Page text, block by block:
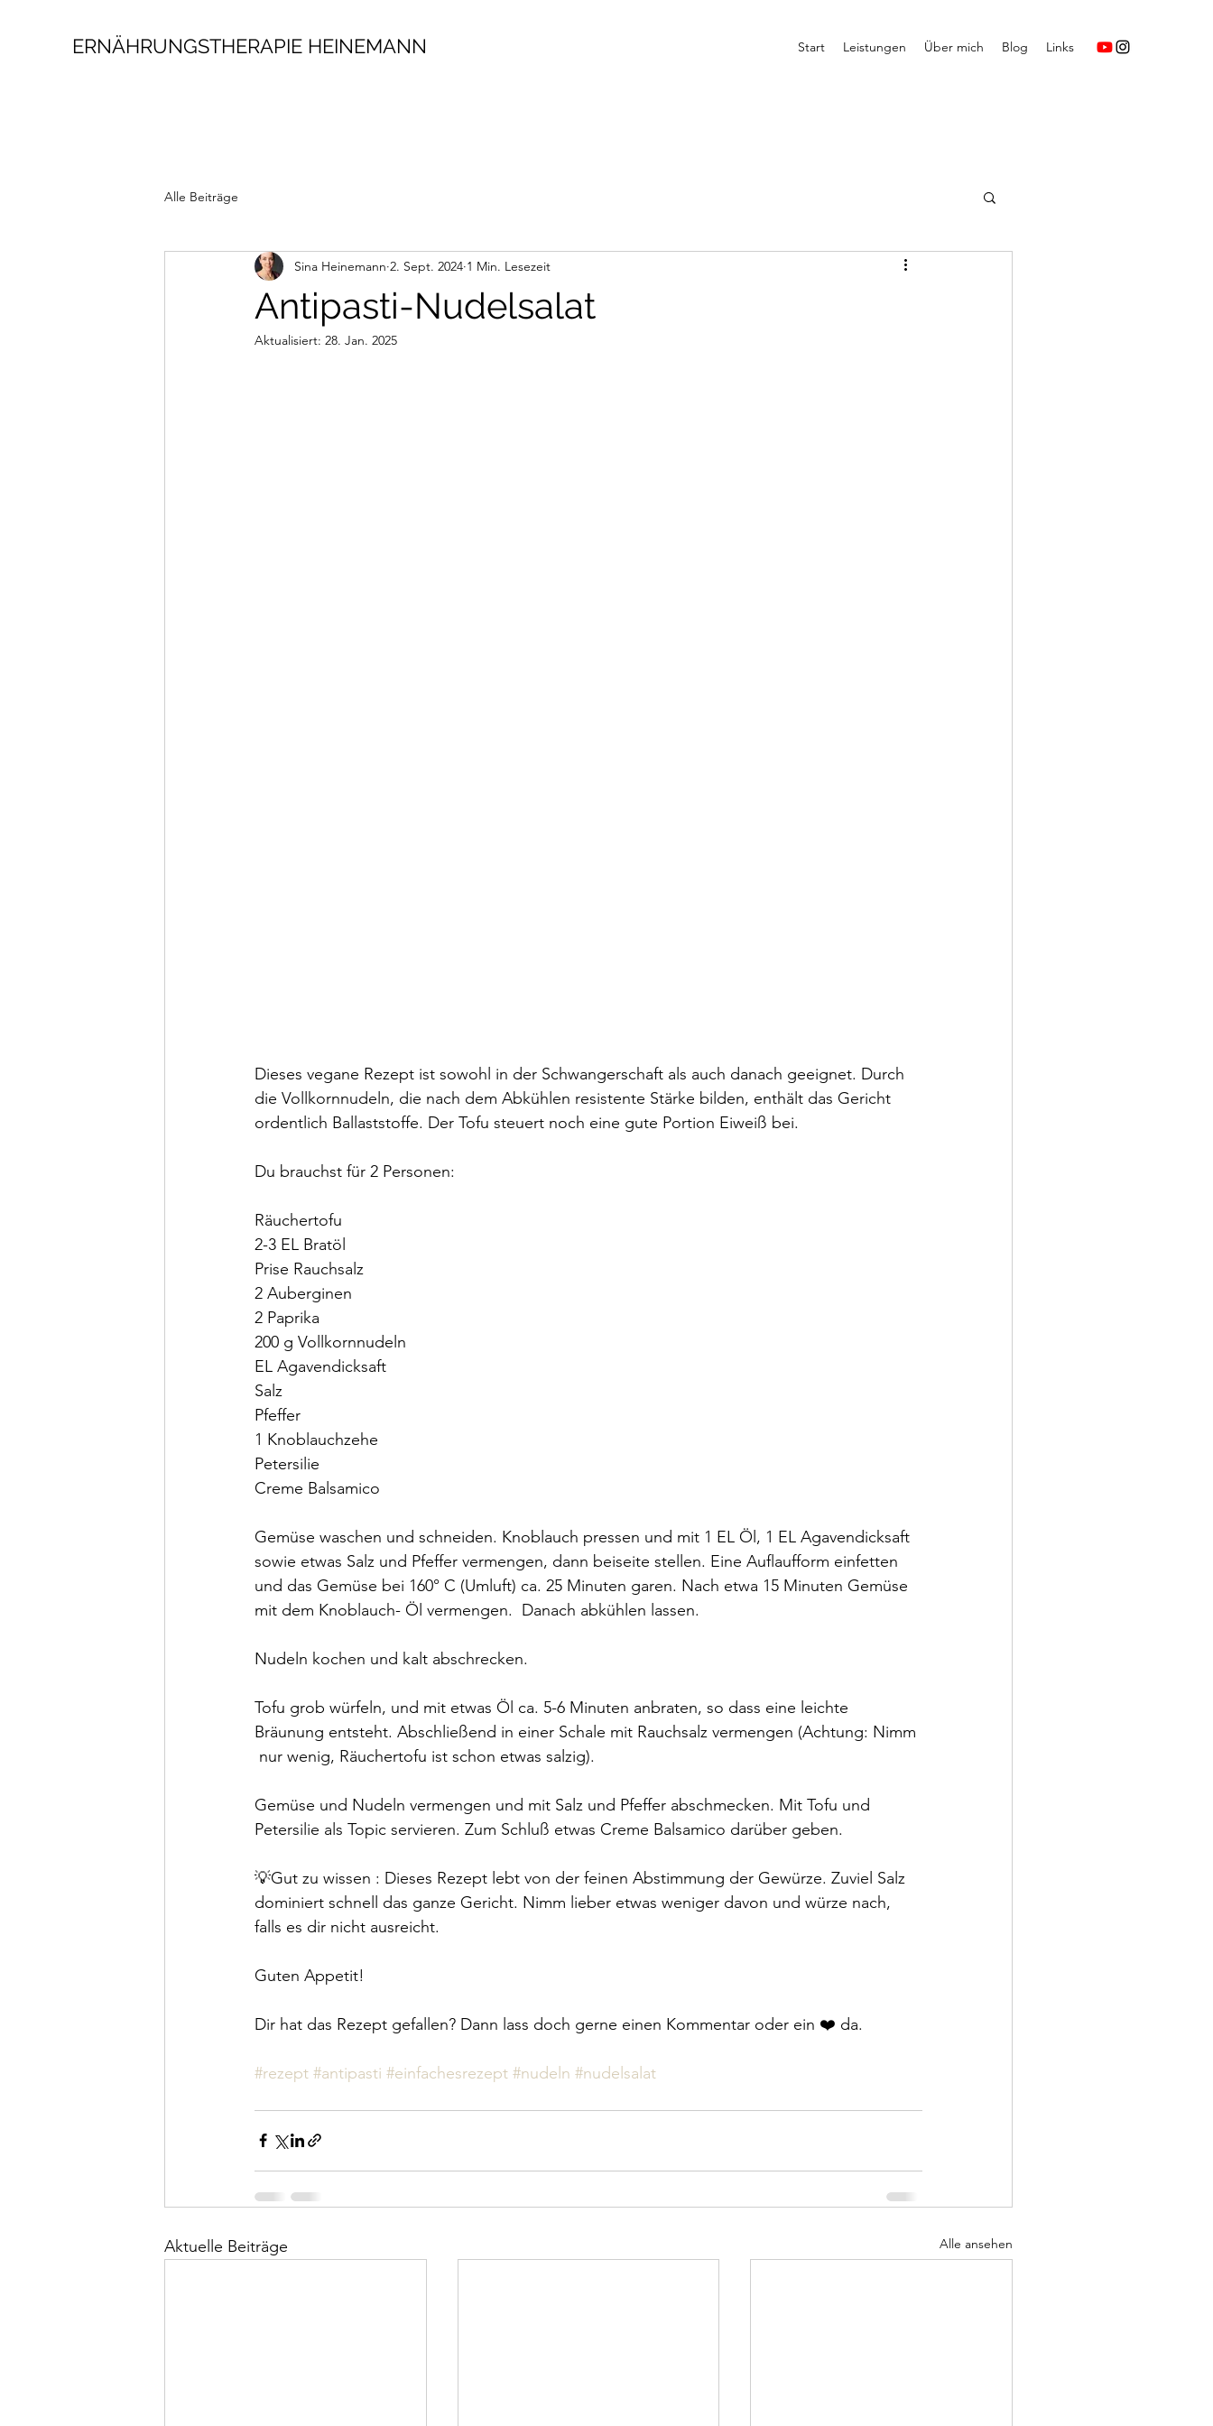
ERNÄHRUNGSTHERAPIE HEINEMANN Start Leistungen Über mich Blog Links
Alle Beiträge
Antipasti-Nudelsalat
Sina Heinemann 2. Sept. 2024 1 Min. Lesezeit
Aktualisiert: 28. Jan. 2025
Dieses vegane Rezept ist sowohl in der Schwangerschaft als auch danach geeignet. Durch
die Vollkornnudeln, die nach dem Abkühlen resistente Stärke bilden, enthält das Gericht
ordentlich Ballaststoffe. Der Tofu steuert noch eine gute Portion Eiweiß bei.
Du brauchst für 2 Personen:
Räuchertofu
2-3 EL Bratöl
Prise Rauchsalz
2 Auberginen
2 Paprika
200 g Vollkornnudeln
EL Agavendicksaft
Salz
Pfeffer
1 Knoblauchzehe
Petersilie
Creme Balsamico
Gemüse waschen und schneiden. Knoblauch pressen und mit 1 EL Öl, 1 EL Agavendicksaft
sowie etwas Salz und Pfeffer vermengen, dann beiseite stellen. Eine Auflaufform einfetten
und das Gemüse bei 160° C (Umluft) ca. 25 Minuten garen. Nach etwa 15 Minuten Gemüse
mit dem Knoblauch- Öl vermengen.  Danach abkühlen lassen.
Nudeln kochen und kalt abschrecken.
Tofu grob würfeln, und mit etwas Öl ca. 5-6 Minuten anbraten, so dass eine leichte
Bräunung entsteht. Abschließend in einer Schale mit Rauchsalz vermengen (Achtung: Nimm
nur wenig, Räuchertofu ist schon etwas salzig).
Gemüse und Nudeln vermengen und mit Salz und Pfeffer abschmecken. Mit Tofu und
Petersilie als Topic servieren. Zum Schluß etwas Creme Balsamico darüber geben.
💡Gut zu wissen : Dieses Rezept lebt von der feinen Abstimmung der Gewürze. Zuviel Salz
dominiert schnell das ganze Gericht. Nimm lieber etwas weniger davon und würze nach,
falls es dir nicht ausreicht.
Guten Appetit!
Dir hat das Rezept gefallen? Dann lass doch gerne einen Kommentar oder ein ❤️ da.
#rezept #antipasti #einfachesrezept #nudeln #nudelsalat
Aktuelle Beiträge Alle ansehen